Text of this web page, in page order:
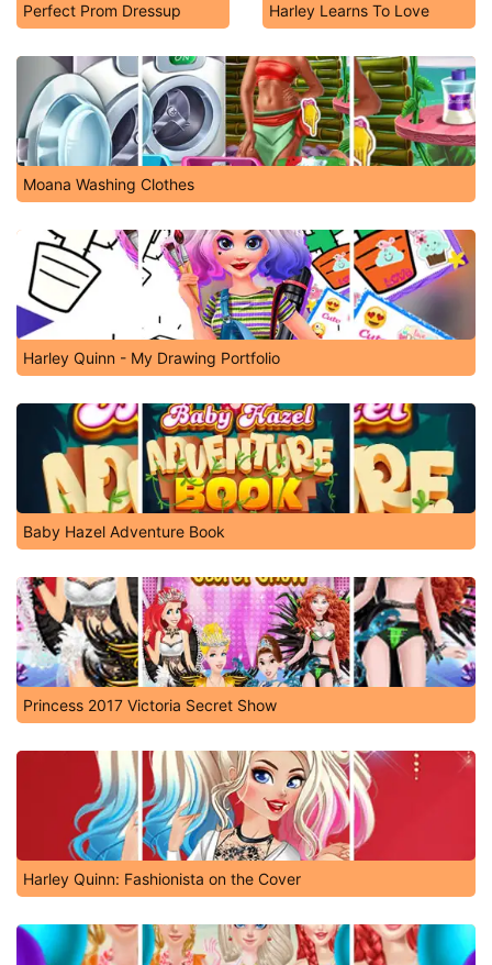
Perfect Prom Dressup Harley Learns To Love
Moana Washing Clothes
Harley Quinn - My Drawing Portfolio
Baby Hazel Adventure Book
Princess 2017 Victoria Secret Show
Harley Quinn: Fashionista on the Cover